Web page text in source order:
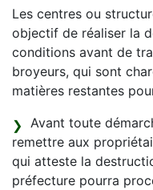
Les centres ou
objectif de réaliser la
conditions avant de
broyeurs, qui sont
matières restantes
Avant toute
remettre aux
qui atteste la
préfecture pourra